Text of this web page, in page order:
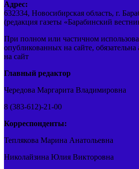
Адрес:
632334, Новосибирская область, г.
(редакция газеты «Барабинский
При полном или частичном
опубликованных на сайте,
на сайт
Главный редактор
Чередова Маргарита Владимировна
8 (383-612)-21-00
Корреспонденты:
Теплякова Марина Анатольевна
Николайзина Юлия Викторовна